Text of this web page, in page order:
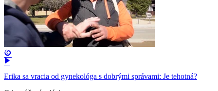
Erika sa vracia od gynekológa s dobrými správami: Je tehotná?